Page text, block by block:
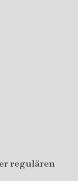
regulären